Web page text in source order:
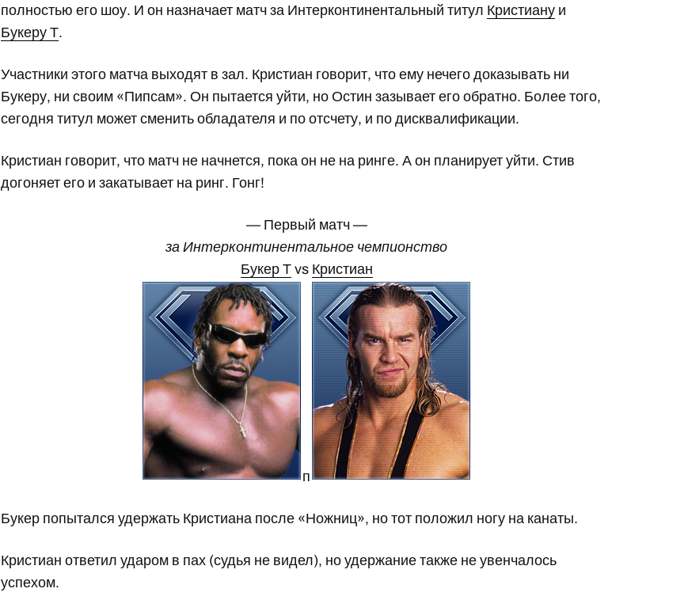
полностью его шоу. И он назначает матч за Интерконтинентальный титул Кристиану и
Букеру Т.
Участники этого матча выходят в зал. Кристиан говорит, что ему нечего доказывать ни
Букеру, ни своим «Пипсам». Он пытается уйти, но Остин зазывает его обратно. Более того,
сегодня титул может сменить обладателя и по отсчету, и по дисквалификации.
Кристиан говорит, что матч не начнется, пока он не на ринге. А он планирует уйти. Стив
догоняет его и закатывает на ринг. Гонг!
— Первый матч —
за Интерконтинентальное чемпионство
Букер Тvs Кристиан
п
Букер попытался удержать Кристиана после «Ножниц», но тот положил ногу на канаты.
Кристиан ответил ударом в пах (судья не видел), но удержание также не увенчалось
успехом.